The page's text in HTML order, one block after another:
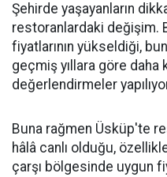
Şehirde yaşayanların
restoranlardaki değişim.
fiyatlarının yükseldiği,
geçmiş yıllara göre
değerlendirmeler
Buna rağmen Üsküp'te
hâlâ canlı olduğu,
çarşı bölgesinde uygun